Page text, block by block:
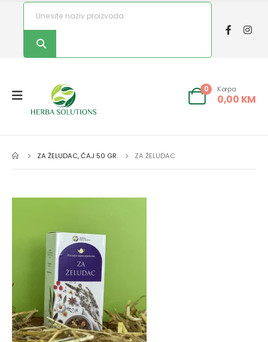
0 Korpa
0,00 KM
ZA ŽELUDAC, ČAJ 50 GR. ZA ŽELUDAC